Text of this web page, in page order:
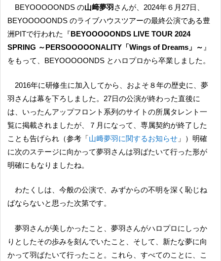
BEYOOOOONDS の山﨑夢羽 さんが、2024年６月27日、
BEYOOOOONDS のライブハウスツアーの最終公演である豊
洲PITで行われた『BEYOOOOONDS LIVE TOUR 2024
SPRING ～PERSOOOOONALITY「Wings of Dreams」～ 』
をもって、BEYOOOOONDS とハロプロから卒業しました。
2016年に研修生に加入してから、およそ８年の歴史に、夢
羽さんは幕を下ろしました。27日の公演が終わった直後に
は、いったんアップフロント系列のサイトの所属タレント一
覧に掲載されましたが、７月になって、専属契約が終了した
ことも告げられ（参考「山﨑夢羽に関するお知らせ 」）明確
に次のステージに向かって夢羽さんは羽ばたいて行った形が
明確にもなりましたね。
わたくしは、今般の公演で、みずからの不明を深く恥じね
ばならないと思った次第です。
夢羽さんが美しかったこと、夢羽さんがハロプロにしっか
りとしたその歩みを刻んでいたこと、そして、新たな夢に向
かって羽ばたいて行ったこと。これら、すべてのことに、こ